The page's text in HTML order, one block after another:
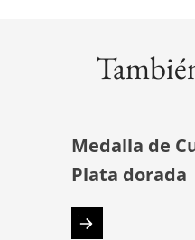
Medalla de
Plata dorada